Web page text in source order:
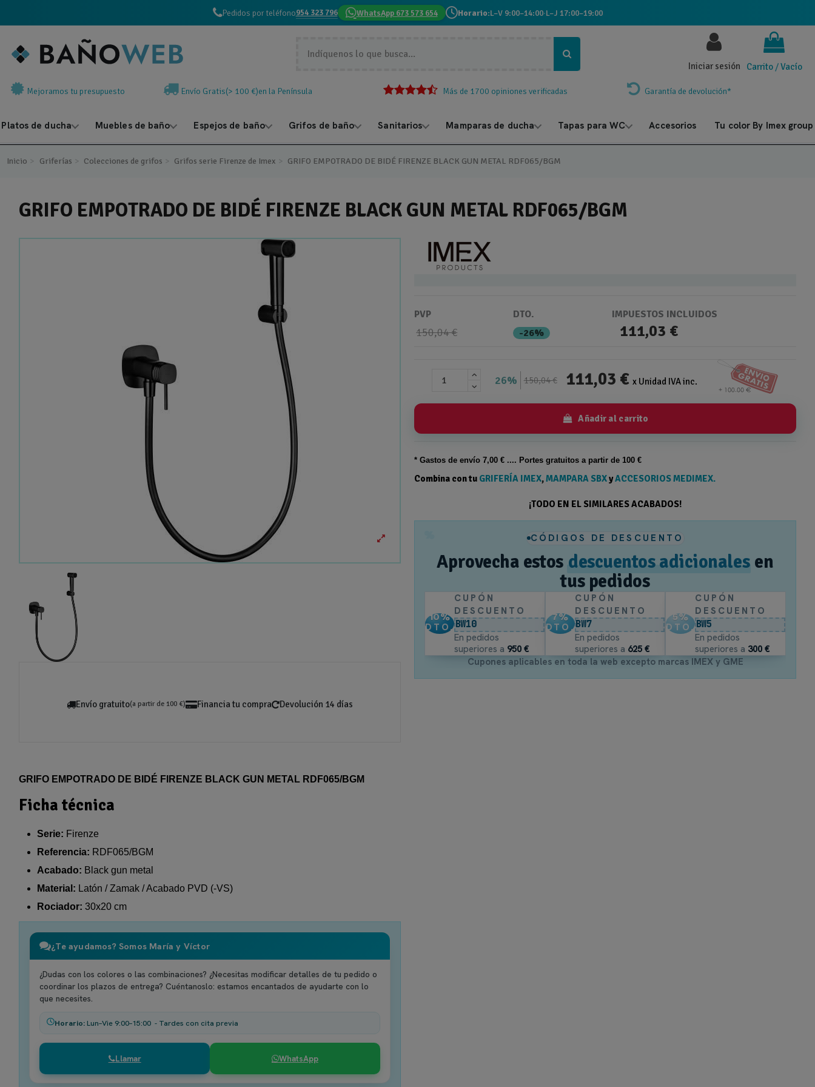
Pedidos por teléfono954 323 796 WhatsApp 673 573 654 Horario:L–V 9:00–14:00·L–J 17:00–19:00
Carrito /Vacío
Iniciar sesión
Mejoramos tu presupuesto Envío Gratis(> 100 €)en la Península Más de 1700 opiniones verificadas Garantía de devolución*
Platos de ducha Muebles de baño Espejos de baño Grifos de baño Sanitarios Mamparas de ducha Tapas para WC Accesorios Tu color By Imex group
Inicio Griferías Colecciones de grifos Grifos serie Firenze de Imex GRIFO EMPOTRADO DE BIDÉ FIRENZE BLACK GUN METAL RDF065/BGM
GRIFO EMPOTRADO DE BIDÉ FIRENZE BLACK GUN METAL RDF065/BGM
Envío gratuito(a partir de 100 €) Financia tu compra Devolución 14 días
GRIFO EMPOTRADO DE BIDÉ FIRENZE BLACK GUN METAL RDF065/BGM
Ficha técnica
Serie: Firenze
Referencia: RDF065/BGM
Acabado: Black gun metal
Material: Latón / Zamak / Acabado PVD (-VS)
Rociador: 30x20 cm
¿Te ayudamos? Somos María y Víctor
¿Dudas con los colores o las combinaciones? ¿Necesitas modificar detalles de tu pedido o
coordinar los plazos de entrega? Cuéntanoslo: estamos encantados de ayudarte con lo
que necesites.
Horario:Lun–Vie 9:00–15:00 - Tardes con cita previa
Llamar WhatsApp
PVP
150,04 €
DTO.
-26%
IMPUESTOS INCLUIDOS
111,03 €
26% 150,04 € 111,03 € x Unidad IVA inc.
Añadir al carrito
* Gastos deenvío 7,00 € .... Portes gratuitos a partir de 100 €
Combina con tu GRIFERÍA IMEX,MAMPARA SBXyACCESORIOS MEDIMEX.
¡TODO EN EL SIMILARES ACABADOS!
CÓDIGOS DE DESCUENTO
Aprovecha estos descuentos adicionales en
tus pedidos
10%
DTO.
CUPÓN
DESCUENTO
BW10
En pedidos
superiores a 950 €
7%
DTO.
CUPÓN
DESCUENTO
BW7
En pedidos
superiores a 625 €
5%
DTO.
CUPÓN
DESCUENTO
BW5
En pedidos
superiores a 300 €
Cupones aplicables en toda la web excepto marcas IMEX y GME